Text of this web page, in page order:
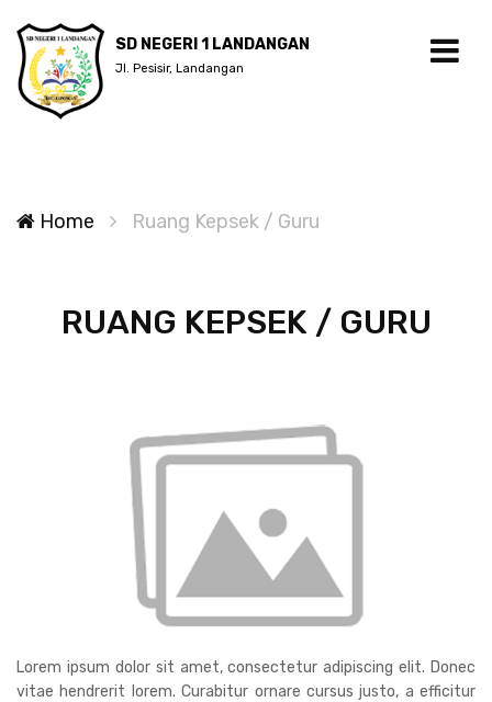
SD NEGERI 1 LANDANGAN
Jl. Pesisir, Landangan
Home Ruang Kepsek / Guru
RUANG KEPSEK / GURU
Lorem ipsum dolor sit amet, consectetur adipiscing elit. Donec
vitae hendrerit lorem. Curabitur ornare cursus justo, a efficitur